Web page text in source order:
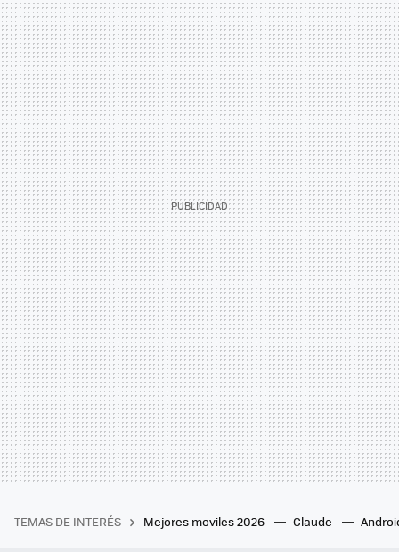
TEMAS DE INTERÉS Mejores moviles 2026 Claude